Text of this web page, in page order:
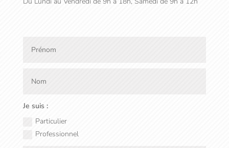
Je suis :
Particulier
Professionnel